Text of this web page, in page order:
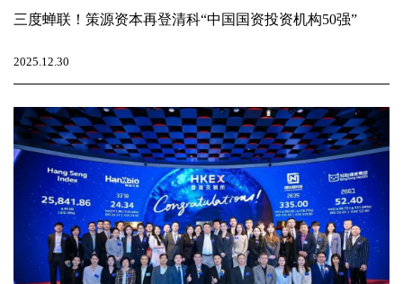
三度蝉联！策源资本再登清科“中国国资投资机构50强”
2025.12.30